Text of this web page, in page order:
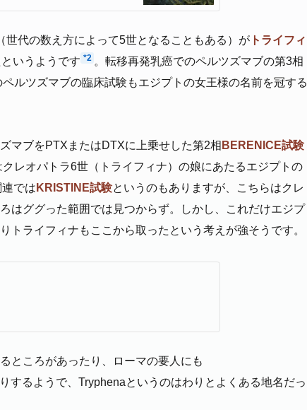
（世代の数え方によって5世となることもある）が トライフィ
いうようです *2 。転移再発乳癌でのペルツズマブの第3相
ルツズマブの臨床試験もエジプトの女王様の名前を冠する
マブをPTXまたはDTXに上乗せした第2相 BERENICE試験
レオパトラ6世（トライフィナ）の娘にあたるエジプトの
では KRISTINE試験というのもありますが、こちらはクレ
はググった範囲では見つからず。しかし、これだけエジプ
トライフィナもここから取ったという考えが強そうです。
ところがあったり、ローマの要人にも
するようで、Tryphenaというのはわりとよくある地名だっ